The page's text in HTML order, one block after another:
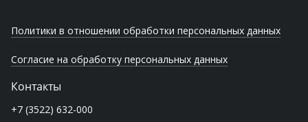
Политики в отношении обработки персональных данных
Согласие на обработку персональных данных
Контакты
+7 (3522) 632-000